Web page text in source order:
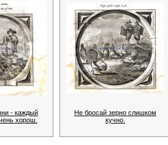
- каждый
хорош.
Не бросай зерно слишком
кучно.